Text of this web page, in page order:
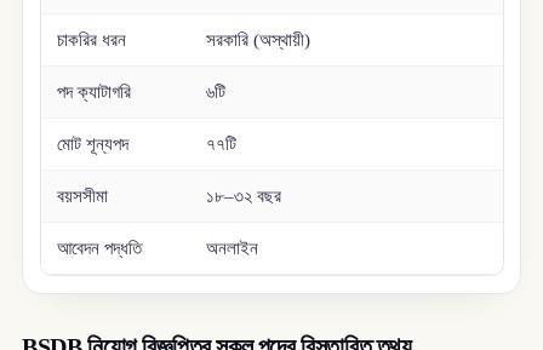
চাকরির ধরন সরকারি (অস্থায়ী)
পদ ক্যাটাগরি ৬টি
মোট শূন্যপদ ৭৭টি
বয়সসীমা ১৮–৩২ বছর
আবেদন পদ্ধতি অনলাইন